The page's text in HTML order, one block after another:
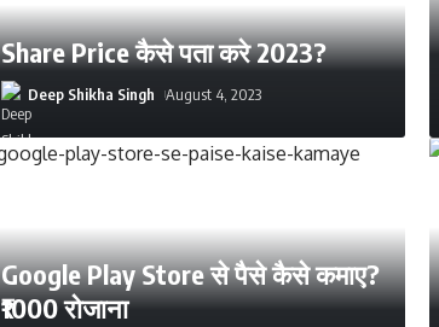
Share Price कैसे पता करे 2023?
Deep Shikha Singh August 4, 2023
Google Play Store से पैसे कैसे कमाए?
₹1000 रोजाना